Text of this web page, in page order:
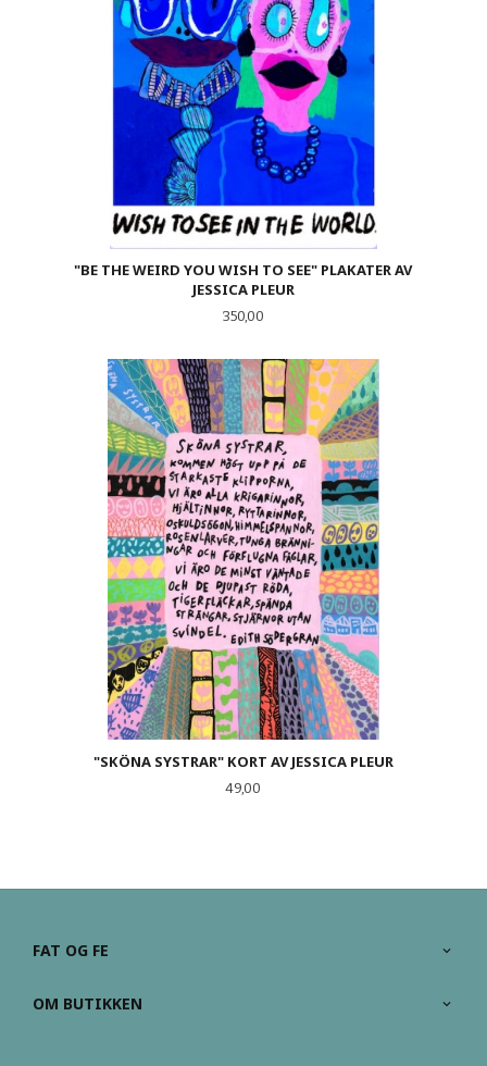
"BE THE WEIRD YOU WISH TO SEE" PLAKATER AV
JESSICA PLEUR
Pris
350,00
"SKÖNA SYSTRAR" KORT AV JESSICA PLEUR
Pris
49,00
FAT OG FE
OM BUTIKKEN